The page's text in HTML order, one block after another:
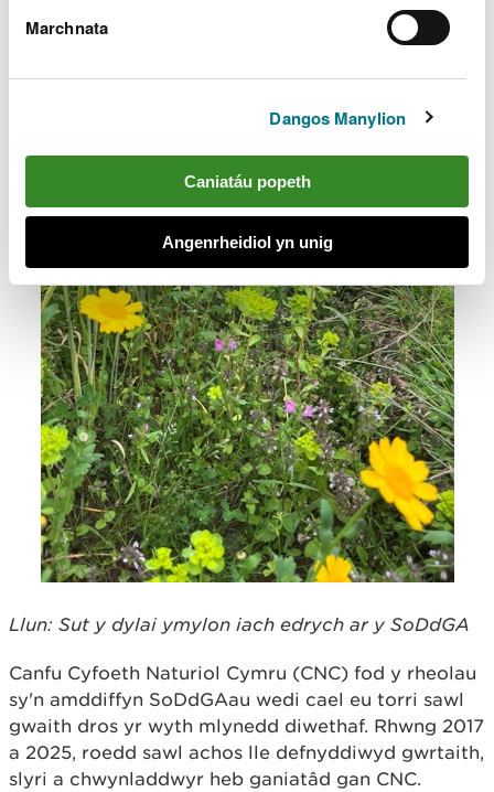
Marchnata
Dangos Manylion
Caniatáu popeth
Angenrheidiol yn unig
Llun: Sut y dylai ymylon iach edrych ar y SoDdGA
Canfu Cyfoeth Naturiol Cymru (CNC) fod y rheolau
sy'n amddiffyn SoDdGAau wedi cael eu torri sawl
gwaith dros yr wyth mlynedd diwethaf. Rhwng 2017
a 2025, roedd sawl achos lle defnyddiwyd gwrtaith,
slyri a chwynladdwyr heb ganiatâd gan CNC.